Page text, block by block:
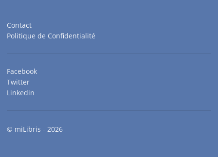
Contact
Politique de Confidentialité
Facebook
Twitter
Linkedin
© miLibris - 2026